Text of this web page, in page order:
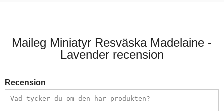
Maileg Miniatyr Resväska Madelaine -
Lavender recension
Recension